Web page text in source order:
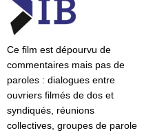
Ce film est dépourvu de
commentaires mais pas de
paroles : dialogues entre
ouvriers filmés de dos et
syndiqués, réunions
collectives, groupes de parole